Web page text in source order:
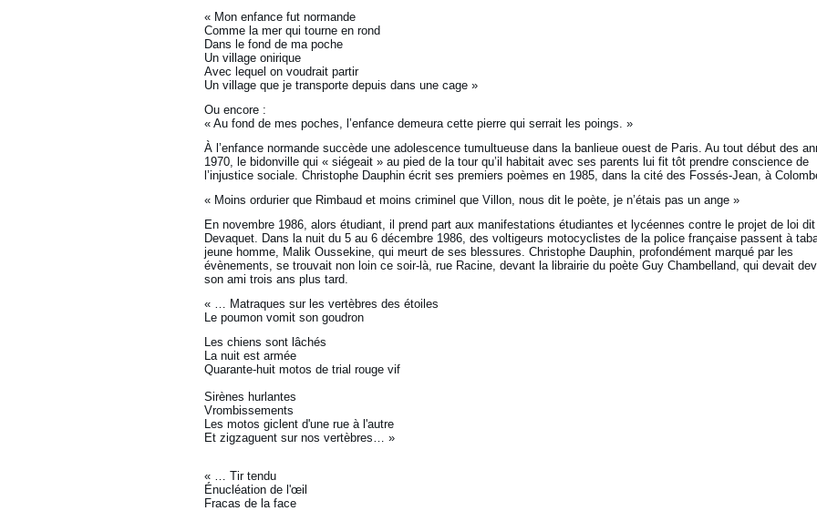
« Mon enfance fut normande
Comme la mer qui tourne en rond
Dans le fond de ma poche
Un village onirique
Avec lequel on voudrait partir
Un village que je transporte depuis dans une cage »
Ou encore :
« Au fond de mes poches, l’enfance demeura cette pierre qui serrait les poings. »
À l’enfance normande succède une adolescence tumultueuse dans la banlieue ouest de Paris. Au tout début des
1970, le bidonville qui « siégeait » au pied de la tour qu’il habitait avec ses parents lui fit tôt prendre conscience de
l’injustice sociale. Christophe Dauphin écrit ses premiers poèmes en 1985, dans la cité des Fossés-Jean, à
« Moins ordurier que Rimbaud et moins criminel que Villon, nous dit le poète, je n’étais pas un ange »
En novembre 1986, alors étudiant, il prend part aux manifestations étudiantes et lycéennes contre le projet de loi dit
Devaquet. Dans la nuit du 5 au 6 décembre 1986, des voltigeurs motocyclistes de la police française passent à
jeune homme, Malik Oussekine, qui meurt de ses blessures. Christophe Dauphin, profondément marqué par les
évènements, se trouvait non loin ce soir-là, rue Racine, devant la librairie du poète Guy Chambelland, qui devait
son ami trois ans plus tard.
« … Matraques sur les vertèbres des étoiles
Le poumon vomit son goudron
Les chiens sont lâchés
La nuit est armée
Quarante-huit motos de trial rouge vif
Sirènes hurlantes
Vrombissements
Les motos giclent d'une rue à l'autre
Et zigzaguent sur nos vertèbres… »
« … Tir tendu
Énucléation de l'œil
Fracas de la face